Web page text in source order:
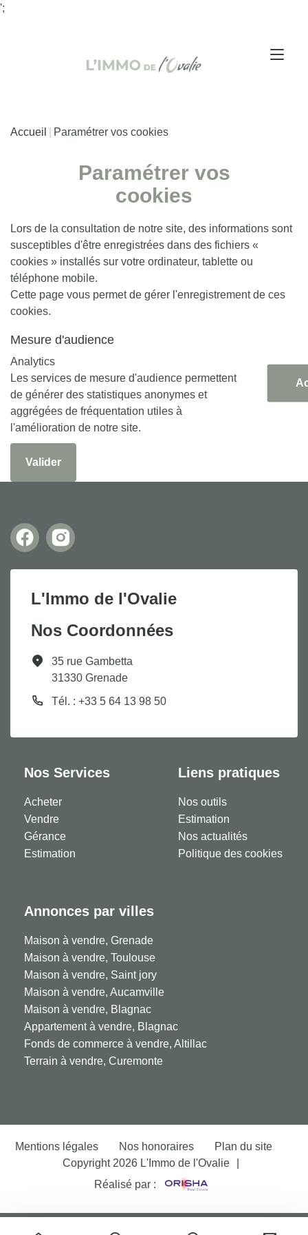
';
Accueil Paramétrer vos cookies
Paramétrer vos
cookies
Lors de la consultation de notre site, des informations sont
susceptibles d'être enregistrées dans des fichiers «
cookies » installés sur votre ordinateur, tablette ou
téléphone mobile.
Cette page vous permet de gérer l'enregistrement de ces
cookies.
Mesure d'audience
Analytics
Les services de mesure d'audience permettent
de générer des statistiques anonymes et
aggrégées de fréquentation utiles à
l'amélioration de notre site.
Valider
L'Immo de l'Ovalie
Nos Coordonnées
35 rue Gambetta
31330 Grenade
Tél. : +33 5 64 13 98 50
Nos Services
Acheter
Vendre
Gérance
Estimation
Liens pratiques
Nos outils
Estimation
Nos actualités
Politique des cookies
Annonces par villes
Maison à vendre, Grenade
Maison à vendre, Toulouse
Maison à vendre, Saint jory
Maison à vendre, Aucamville
Maison à vendre, Blagnac
Appartement à vendre, Blagnac
Fonds de commerce à vendre, Altillac
Terrain à vendre, Curemonte
Mentions légales Nos honoraires
Plan du site
Copyright 2026 L'Immo de l'Ovalie
Réalisé par :